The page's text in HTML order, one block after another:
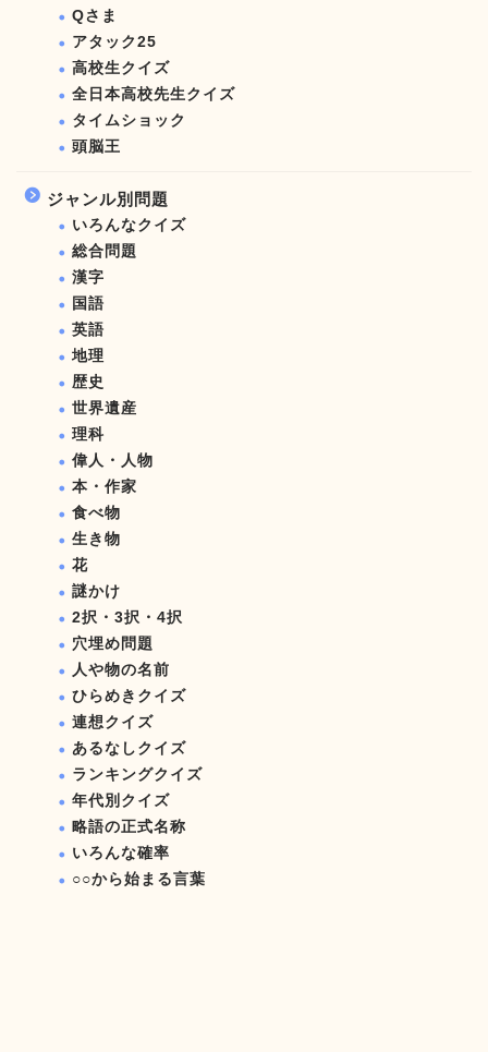
Qさま
アタック25
高校生クイズ
全日本高校先生クイズ
タイムショック
頭脳王
ジャンル別問題
いろんなクイズ
総合問題
漢字
国語
英語
地理
歴史
世界遺産
理科
偉人・人物
本・作家
食べ物
生き物
花
謎かけ
2択・3択・4択
穴埋め問題
人や物の名前
ひらめきクイズ
連想クイズ
あるなしクイズ
ランキングクイズ
年代別クイズ
略語の正式名称
いろんな確率
○○から始まる言葉